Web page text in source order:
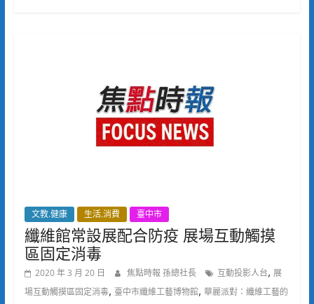
文教.健康 生活.消費 臺中市
纖維館常設展配合防疫 展場互動觸摸
區固定消毒
2020 年 3 月 20 日 焦點時報 孫總社長 互動投影人台, 展
場互動觸摸區固定消毒, 臺中市纖維工藝博物館, 華麗派對：纖維工藝的